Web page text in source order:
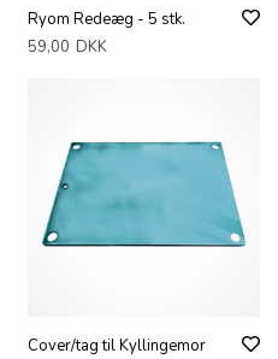
Ryom Redeæg - 5 stk.
59,00 DKK
Cover/tag til Kyllingemor